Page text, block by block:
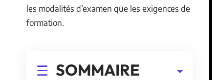
les modalités d’examen que les exigences de
formation.
SOMMAIRE